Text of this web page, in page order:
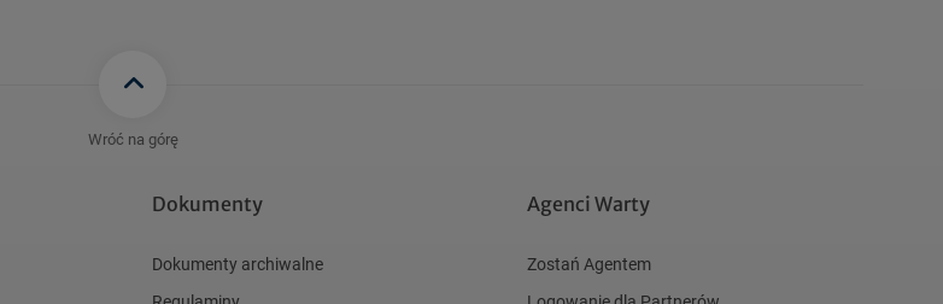
Wróć na górę
Dokumenty
Dokumenty archiwalne
Agenci Warty
Zostań Agentem